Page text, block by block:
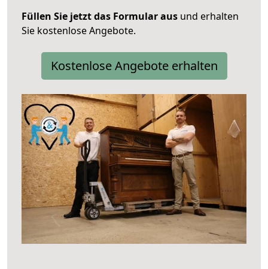
Füllen Sie jetzt das Formular aus und erhalten
Sie kostenlose Angebote.
Kostenlose Angebote erhalten